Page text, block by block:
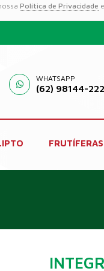
Política de Privacidade e
WHATSAPP
(62) 98144-